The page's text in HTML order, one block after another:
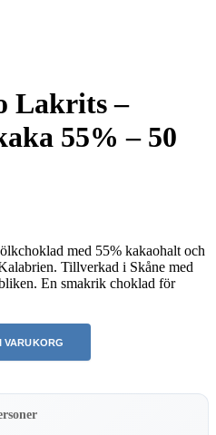
Lakrits –
55% – 50
med 55% kakaohalt och
Tillverkad i Skåne med
En smakrik choklad för
VARUKORG